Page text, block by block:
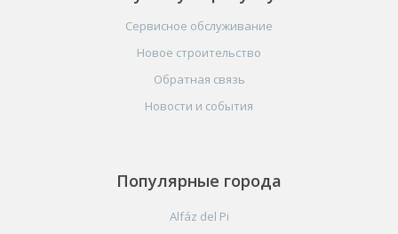
Сервисное обслуживание
Новое строительство
Обратная связь
Новости и события
Популярные города
Alfáz del Pi